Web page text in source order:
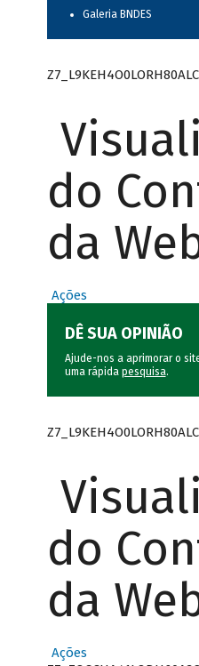
Galeria BNDES
do
da
Ações
DÊ SUA OPINIÃO
Ajude-nos a aprimorar o
uma rápida pesquisa.
do
da
Ações